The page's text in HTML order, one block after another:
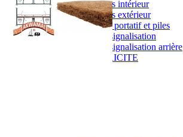
Eclairages intérieur
Eclairages extérieur
Eclairage portatif et piles
Feux de signalisation
Feux de signalisation arrière
ELECTRICITE